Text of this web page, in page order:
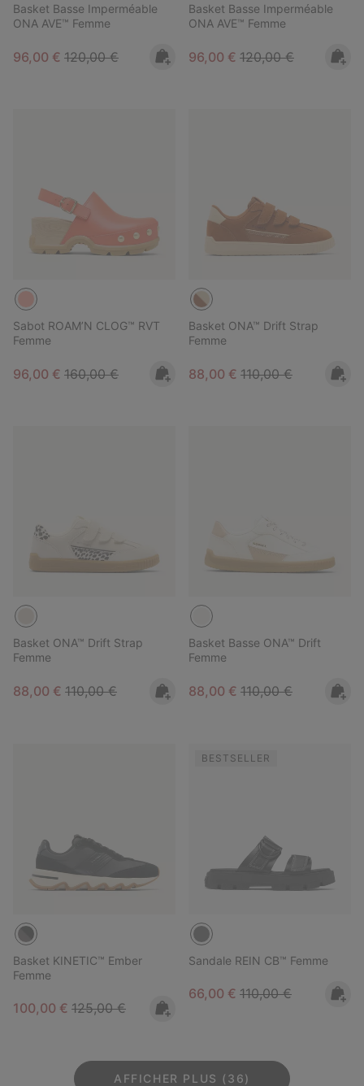
Basket Basse Imperméable
ONA AVE™ Femme
Sale price:
96,00 € Regular price:
120,00 €
Basket Basse Imperméable
ONA AVE™ Femme
Sale price:
96,00 € Regular price:
120,00 €
Sabot ROAM’N CLOG™ RVT
Femme
Sale price:
96,00 € Regular price:
160,00 €
Basket ONA™ Drift Strap
Femme
Sale price:
88,00 € Regular price:
110,00 €
Basket ONA™ Drift Strap
Femme
Sale price:
88,00 € Regular price:
110,00 €
Basket Basse ONA™ Drift
Femme
Sale price:
88,00 € Regular price:
110,00 €
Basket KINETIC™ Ember
Femme
Sale price:
100,00 € Regular price:
125,00 €
BESTSELLER
Sandale REIN CB™ Femme
Sale price:
66,00 € Regular price:
110,00 €
AFFICHER PLUS (36)